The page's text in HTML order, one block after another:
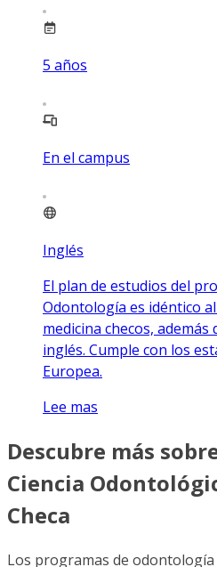
5 años
En el campus
Inglés
El plan de estudios del
Odontología es idéntico
medicina checos,
inglés. Cumple con los
Europea.
Lee mas
Descubre más
Ciencia
Checa
Los programas de odontología